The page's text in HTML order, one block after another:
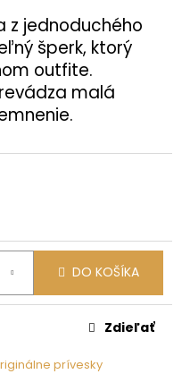
z jednoduchého
šperk, ktorý
outfite.
malá
DO KOŠÍKA
prívesky
Zdieľať